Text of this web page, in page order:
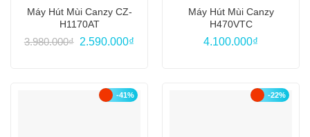
Máy Hút Mùi Canzy CZ-
H1170AT
3.980.000₫ Giá
2.590.000₫
Máy Hút Mùi Canzy
H470VTC
4.100.000₫
-41% -22%